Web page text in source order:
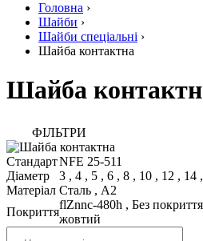
Головна ›
Шайби ›
Шайби спеціальні ›
Шайба контактна
Шайба
ФIЛЬТРИ
СтандартNFE 25-511
Діаметр
3 , 4 , 5 , 6 , 8 , 10 , 12 , 14 ,
Матеріал Сталь , A2
Покриття
flZnnc-480h , Без покриття
жовтий